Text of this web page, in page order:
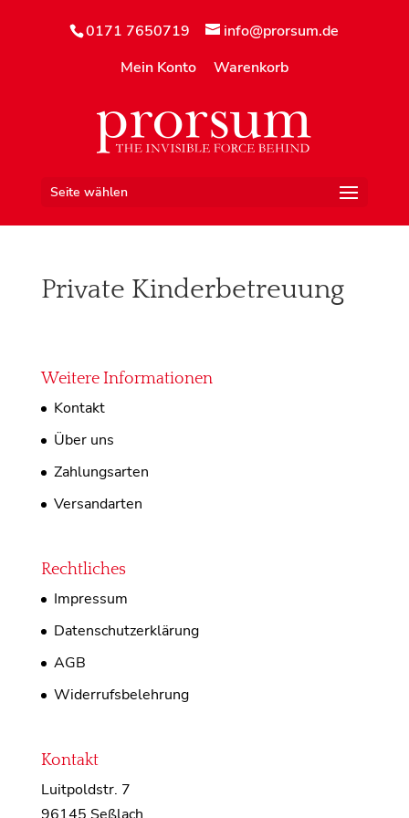
0171 7650719
info@prorsum.de
Mein Konto
Warenkorb
Seite wählen
Private Kinderbetreuung
Weitere Informationen
Kontakt
Über uns
Zahlungsarten
Versandarten
Rechtliches
Impressum
Datenschutzerklärung
AGB
Widerrufsbelehrung
Kontakt
Luitpoldstr. 7